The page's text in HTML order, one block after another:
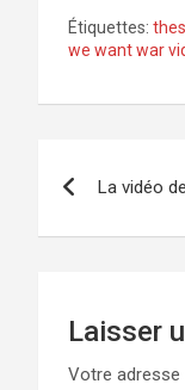
Étiquettes:
we want war
de
La vidéo
Laisser
Votre adresse